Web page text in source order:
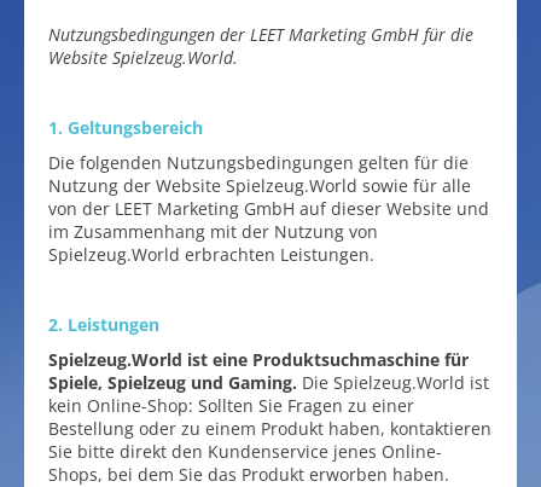
Nutzungsbedingungen der LEET Marketing GmbH für die
Website Spielzeug.World.
1. Geltungsbereich
Die folgenden Nutzungsbedingungen gelten für die
Nutzung der Website Spielzeug.World sowie für alle
von der LEET Marketing GmbH auf dieser Website und
im Zusammenhang mit der Nutzung von
Spielzeug.World erbrachten Leistungen.
2. Leistungen
Spielzeug.World ist eine Produktsuchmaschine für
Spiele, Spielzeug und Gaming. Die Spielzeug.World ist
kein Online-Shop: Sollten Sie Fragen zu einer
Bestellung oder zu einem Produkt haben, kontaktieren
Sie bitte direkt den Kundenservice jenes Online-
Shops, bei dem Sie das Produkt erworben haben.